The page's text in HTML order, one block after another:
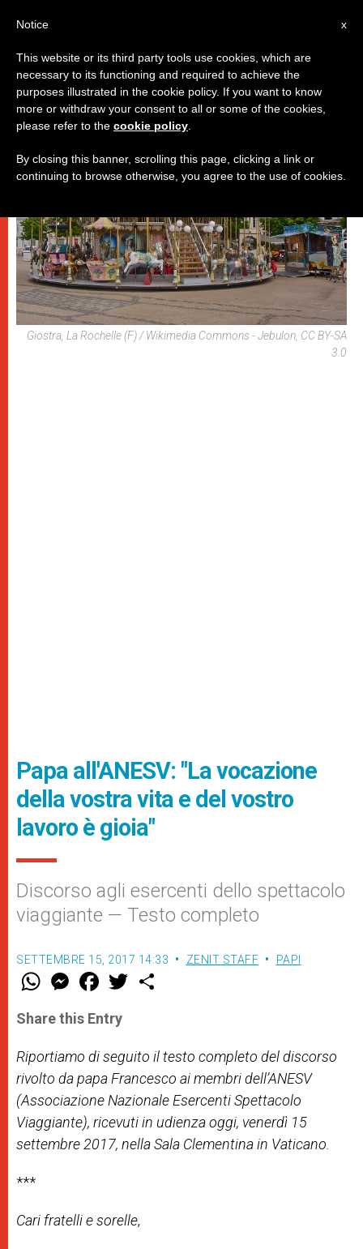
PAPI
Giostra, La Rochelle (F) / Wikimedia Commons - Jebulon, CC BY-SA
3.0
Papa all'ANESV: "La vocazione
della vostra vita e del vostro
lavoro è gioia"
Discorso agli esercenti dello spettacolo
viaggiante — Testo completo
SETTEMBRE 15, 2017 14:33 ZENIT STAFF PAPI
W
t
s
p
p
M
e
s
e
g
e
r
F
a
e
b
o
k
w
r
Share this Entry
Riportiamo di seguito il testo completo del discorso
rivolto da papa Francesco ai membri dell’ANESV
(Associazione Nazionale Esercenti Spettacolo
Viaggiante), ricevuti in udienza oggi, venerdì 15
settembre 2017, nella Sala Clementina in Vaticano.
***
Cari fratelli e sorelle,
x
Notice
This website or its third party tools use cookies, which are
necessary to its functioning and required to achieve the
purposes illustrated in the cookie policy. If you want to know
more or withdraw your consent to all or some of the cookies,
please refer to the cookie policy
By closing this banner, scrolling this page, clicking a link or
continuing to browse otherwise, you agree to the use of cookies.